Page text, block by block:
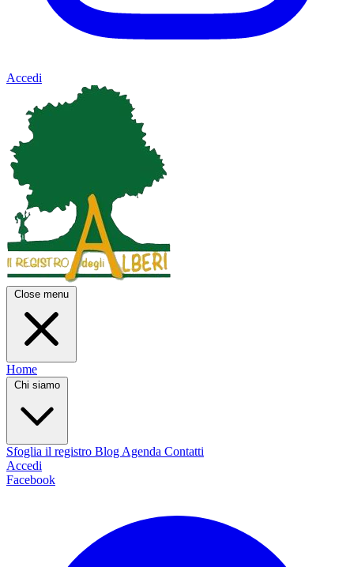
Accedi
Close menu
Home
Chi siamo
Sfoglia il registro Blog Agenda Contatti
Accedi
Facebook